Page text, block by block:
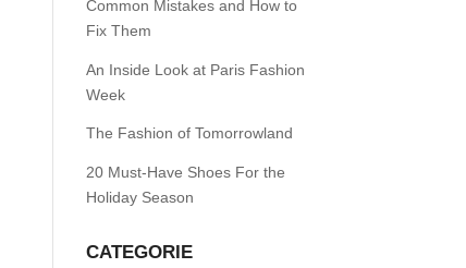
Common Mistakes and How to
Fix Them
An Inside Look at Paris Fashion
Week
The Fashion of Tomorrowland
20 Must-Have Shoes For the
Holiday Season
CATEGORIE